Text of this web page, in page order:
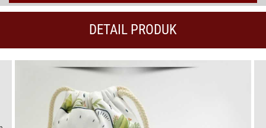
DETAIL PRODUK